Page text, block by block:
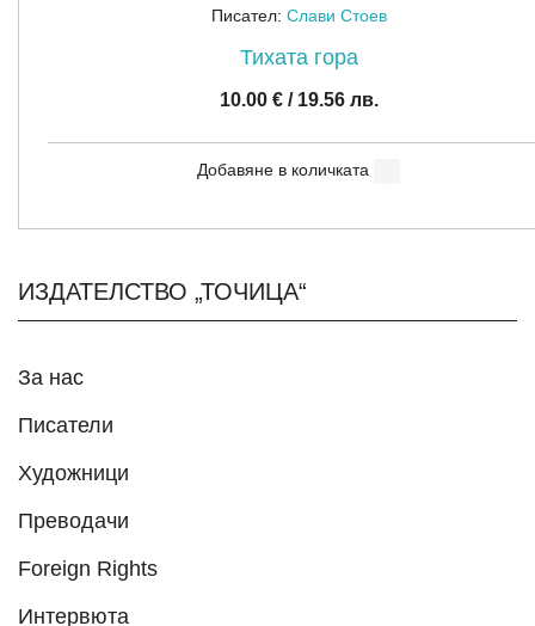
Писател: Слави Стоев
Тихата гора
10.00 €/ 19.56 лв.
Добавяне в количката
ИЗДАТЕЛСТВО „ТОЧИЦА“
За нас
Писатели
Художници
Преводачи
Foreign Rights
Интервюта